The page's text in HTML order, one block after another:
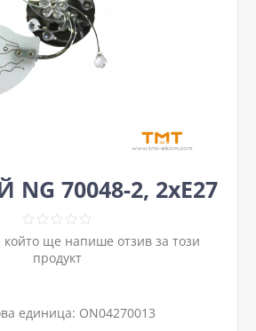
70048-2, 2xE27
ще напише отзив за този
продукт
единица: ON04270013